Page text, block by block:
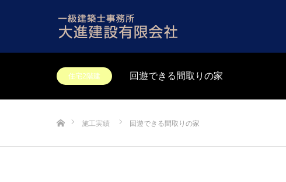
住宅2階建 回遊できる間取りの家
施工実績
回遊できる間取りの家